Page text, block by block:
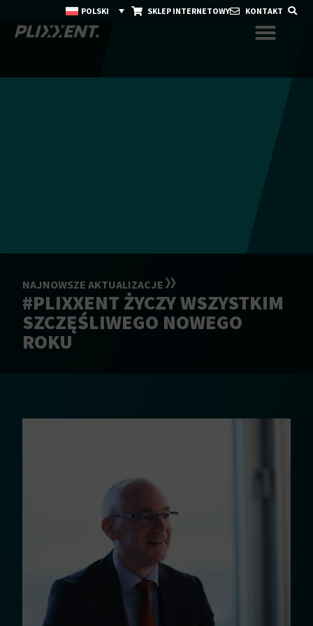
POLSKI SKLEP INTERNETOWY KONTAKT
NAJNOWSZE AKTUALIZACJE
#PLIXXENT ŻYCZY WSZYSTKIM
SZCZĘŚLIWEGO NOWEGO
ROKU